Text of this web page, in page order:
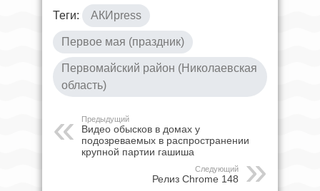
Теги: АКИpress
Первое мая (праздник)
Первомайский район (Николаевская
область)
Предыдущий
Видео обысков в домах у
подозреваемых в распространении
крупной партии гашиша
Следующий
Релиз Chrome 148